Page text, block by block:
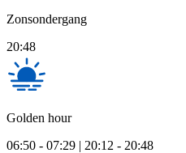
Zonsondergang
20:48
Golden hour
06:50 - 07:29 | 20:12 - 20:48